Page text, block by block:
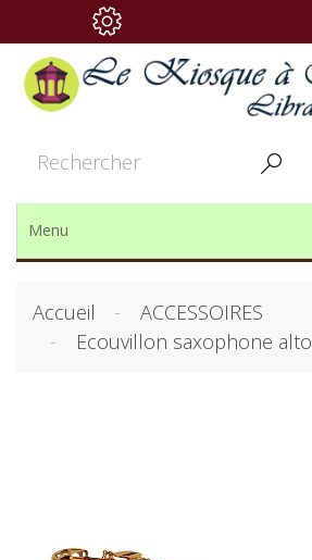

Menu
Accueil
ACCESSOIRES
Ecouvillon saxophone alto